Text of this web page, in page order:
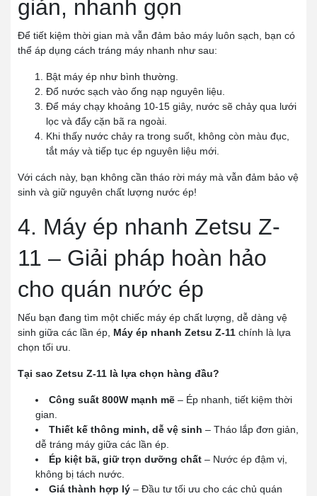
giản, nhanh gọn
Để tiết kiệm thời gian mà vẫn đảm bảo máy luôn sạch, bạn có
thể áp dụng cách tráng máy nhanh như sau:
Bật máy ép như bình thường.
Đổ nước sạch vào ống nạp nguyên liệu.
Để máy chạy khoảng 10-15 giây, nước sẽ chảy qua lưới
lọc và đẩy cặn bã ra ngoài.
Khi thấy nước chảy ra trong suốt, không còn màu đục,
tắt máy và tiếp tục ép nguyên liệu mới.
Với cách này, bạn không cần tháo rời máy mà vẫn đảm bảo vệ
sinh và giữ nguyên chất lượng nước ép!
4. Máy ép nhanh Zetsu Z-
11 – Giải pháp hoàn hảo
cho quán nước ép
Nếu bạn đang tìm một chiếc máy ép chất lượng, dễ dàng vệ
sinh giữa các lần ép, Máy ép nhanh Zetsu Z-11 chính là lựa
chọn tối ưu.
Tại sao Zetsu Z-11 là lựa chọn hàng đầu?
Công suất 800W mạnh mẽ – Ép nhanh, tiết kiệm thời
gian.
Thiết kế thông minh, dễ vệ sinh – Tháo lắp đơn giản,
dễ tráng máy giữa các lần ép.
Ép kiệt bã, giữ trọn dưỡng chất – Nước ép đậm vị,
không bị tách nước.
Giá thành hợp lý – Đầu tư tối ưu cho các chủ quán